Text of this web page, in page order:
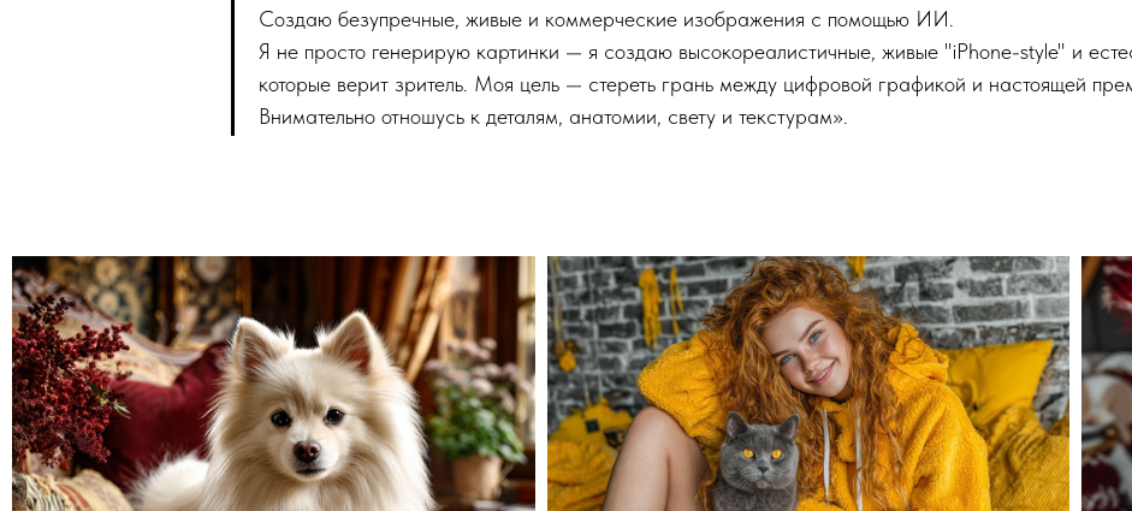
Создаю безупречные, живые и коммерческие изображения с помощью ИИ.
Я не просто генерирую картинки — я создаю высокореалистичные, живые "iPhone-style" и
которые верит зритель. Моя цель — стереть грань между цифровой графикой и настоящей
Внимательно отношусь к деталям, анатомии, свету и текстурам».